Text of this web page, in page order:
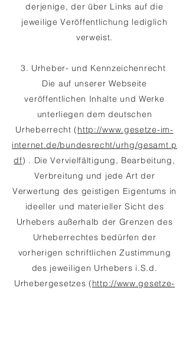
derjenige, der über Links auf die
jeweilige Veröffentlichung lediglich
verweist.
3. Urheber- und Kennzeichenrecht
Die auf unserer Webseite
veröffentlichen Inhalte und Werke
unterliegen dem deutschen
Urheberrecht (http://www.gesetze-im-
internet.de/bundesrecht/urhg/gesamt.p
df) . Die Vervielfältigung, Bearbeitung,
Verbreitung und jede Art der
Verwertung des geistigen Eigentums in
ideeller und materieller Sicht des
Urhebers außerhalb der Grenzen des
Urheberrechtes bedürfen der
vorherigen schriftlichen Zustimmung
des jeweiligen Urhebers i.S.d.
Urhebergesetzes (http://www.gesetze-